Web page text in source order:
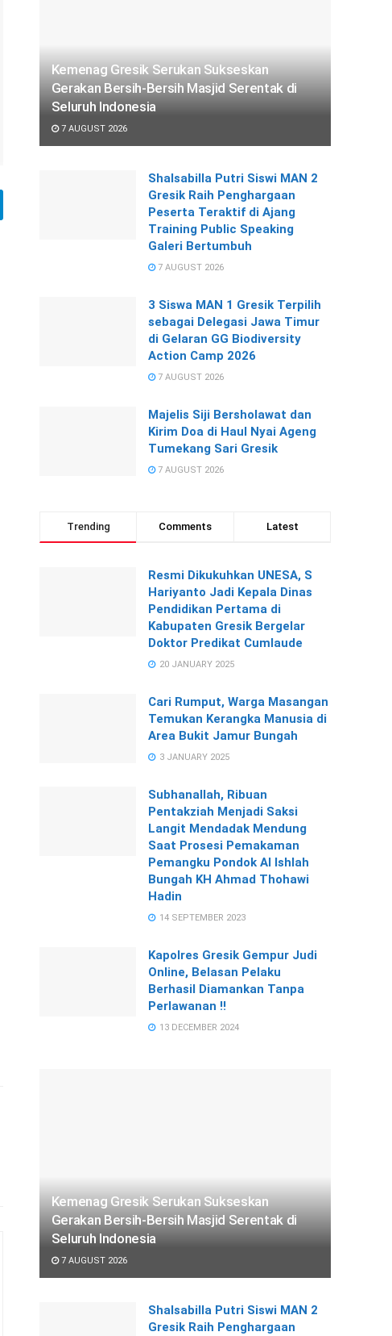
Kemenag Gresik Serukan Sukseskan
Gerakan Bersih-Bersih Masjid Serentak di
Seluruh Indonesia
7 AUGUST 2026
Shalsabilla Putri Siswi MAN 2
Gresik Raih Penghargaan
Peserta Teraktif di Ajang
Training Public Speaking
Galeri Bertumbuh
7 AUGUST 2026
3 Siswa MAN 1 Gresik Terpilih
sebagai Delegasi Jawa Timur
di Gelaran GG Biodiversity
Action Camp 2026
7 AUGUST 2026
Majelis Siji Bersholawat dan
Kirim Doa di Haul Nyai Ageng
Tumekang Sari Gresik
7 AUGUST 2026
Trending Comments Latest
Resmi Dikukuhkan UNESA, S
Hariyanto Jadi Kepala Dinas
Pendidikan Pertama di
Kabupaten Gresik Bergelar
Doktor Predikat Cumlaude
20 JANUARY 2025
Cari Rumput, Warga Masangan
Temukan Kerangka Manusia di
Area Bukit Jamur Bungah
3 JANUARY 2025
Subhanallah, Ribuan
Pentakziah Menjadi Saksi
Langit Mendadak Mendung
Saat Prosesi Pemakaman
Pemangku Pondok Al Ishlah
Bungah KH Ahmad Thohawi
Hadin
14 SEPTEMBER 2023
Kapolres Gresik Gempur Judi
Online, Belasan Pelaku
Berhasil Diamankan Tanpa
Perlawanan !!
13 DECEMBER 2024
Kemenag Gresik Serukan Sukseskan
Gerakan Bersih-Bersih Masjid Serentak di
Seluruh Indonesia
7 AUGUST 2026
Shalsabilla Putri Siswi MAN 2
Gresik Raih Penghargaan